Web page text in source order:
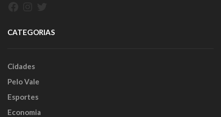
CATEGORIAS
Cidades
Pelo Vale
Esportes
Economia